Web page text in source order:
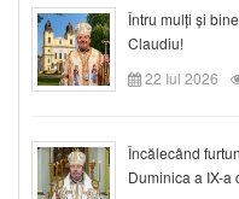
Întru mulți și
Claudiu!
22 Iul 2026
Încălecând
Duminica a IX-a